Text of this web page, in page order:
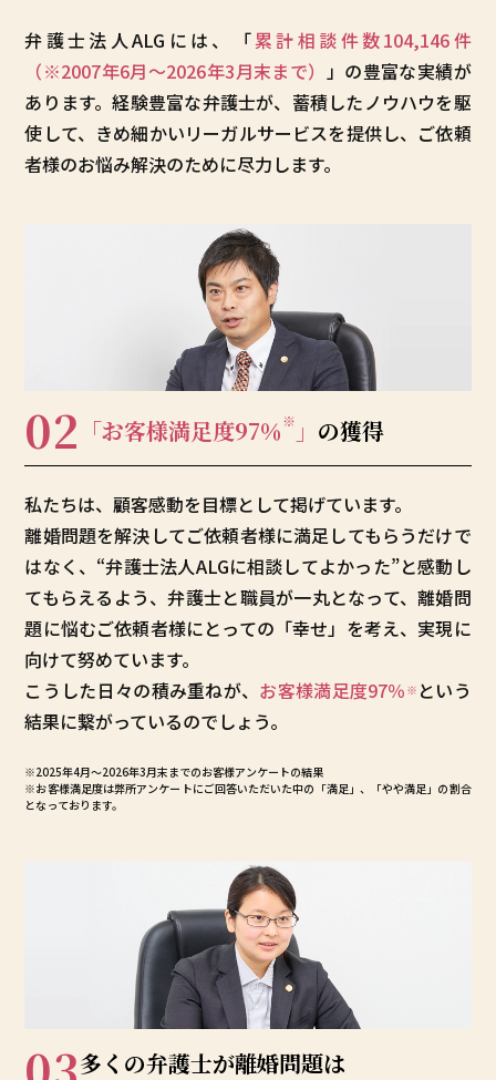
弁護士法人ALGには、「累計相談件数104,146件
（※2007年6月～2026年3月末まで） 」の豊富な実績が
あります。経験豊富な弁護士が、蓄積したノウハウを駆
使して、きめ細かいリーガルサービスを提供し、ご依頼
者様のお悩み解決のために尽力します。
02 「お客様満足度97％※ 」 の獲得
私たちは、顧客感動を目標として掲げています。
離婚問題を解決してご依頼者様に満足してもらうだけで
はなく、“弁護士法人ALGに相談してよかった”と感動し
てもらえるよう、弁護士と職員が一丸となって、離婚問
題に悩むご依頼者様にとっての「幸せ」を考え、実現に
向けて努めています。
こうした日々の積み重ねが、 お客様満足度97％ ※ という
結果に繋がっているのでしょう。
※2025年4月～2026年3月末までのお客様アンケートの結果
※お客様満足度は弊所アンケートにご回答いただいた中の「満足」、「やや満足」の割合
となっております。
多くの弁護士が離婚問題は